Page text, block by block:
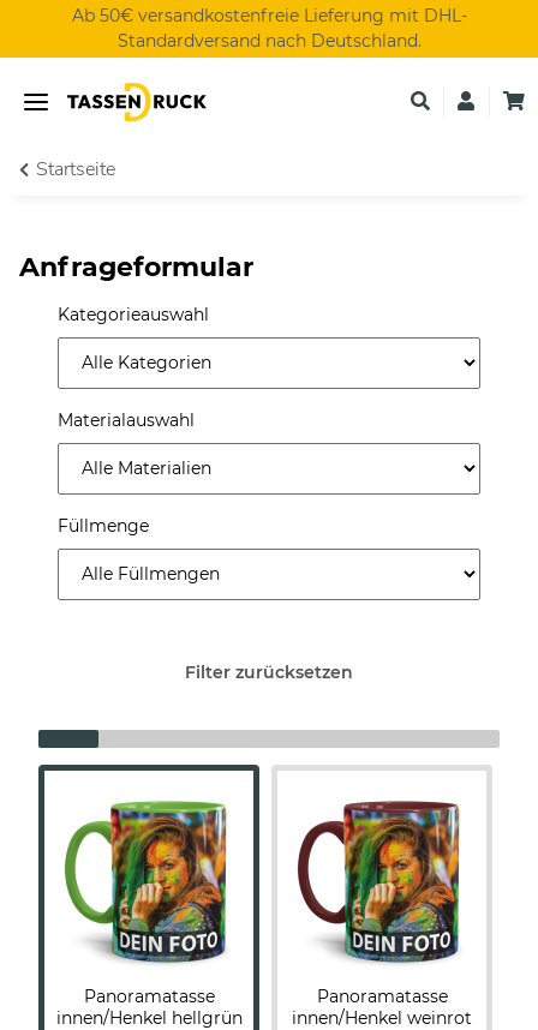
Ab 50€ versandkostenfreie Lieferung mit DHL-
Standardversand nach Deutschland.
Startseite
Anfrageformular
Kategorieauswahl
Materialauswahl
Füllmenge
Filter zurücksetzen
Panoramatasse
innen/Henkel hellgrün
Panoramatasse
innen/Henkel weinrot